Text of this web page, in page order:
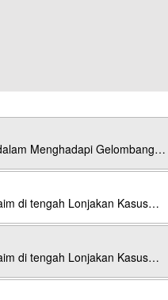
Menghadapi Gelombang…
di tengah Lonjakan Kasus…
di tengah Lonjakan Kasus…